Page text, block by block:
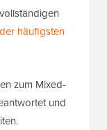
häufigsten
zum Mixed-
und